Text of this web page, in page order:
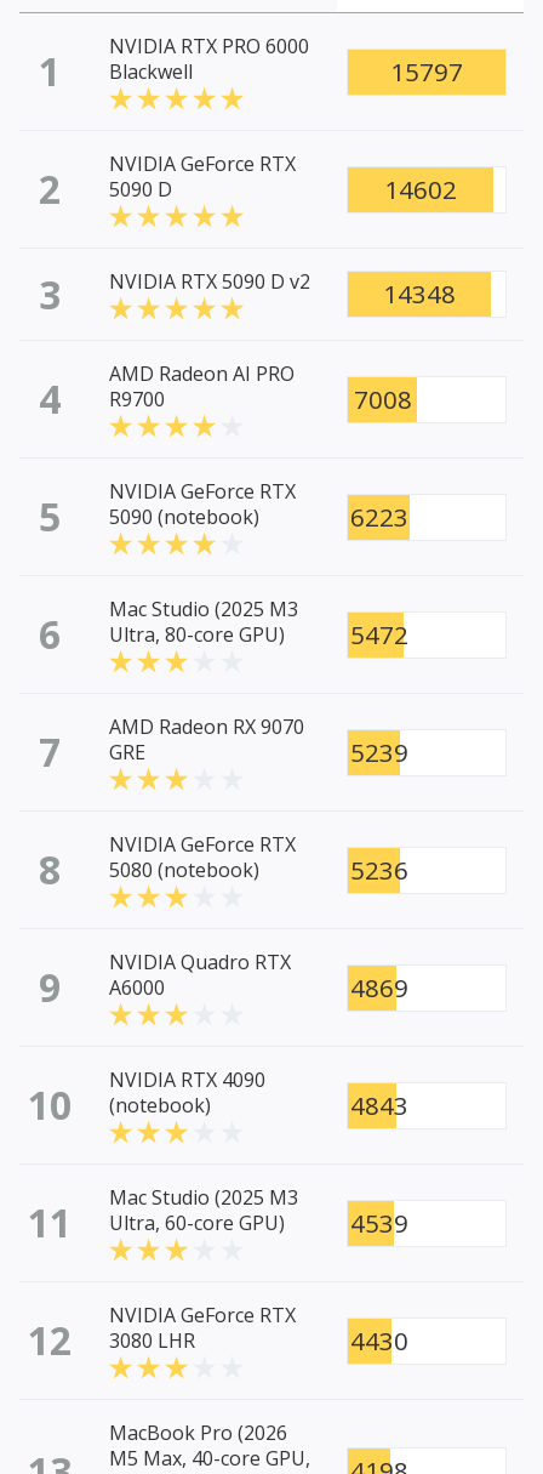
1
NVIDIA RTX PRO 6000
Blackwell
15797
2
NVIDIA GeForce RTX
5090 D
14602
3 NVIDIA RTX 5090 D v2 14348
4
AMD Radeon AI PRO
R9700
7008
5
NVIDIA GeForce RTX
5090 (notebook)
6223
6
Mac Studio (2025 M3
Ultra, 80-core GPU)
5472
7
AMD Radeon RX 9070
GRE
5239
8
NVIDIA GeForce RTX
5080 (notebook)
5236
9
NVIDIA Quadro RTX
A6000
4869
10
NVIDIA RTX 4090
(notebook)
4843
11
Mac Studio (2025 M3
Ultra, 60-core GPU)
4539
12
NVIDIA GeForce RTX
3080 LHR
4430
MacBook Pro (2026
M5 Max, 40-core GPU,